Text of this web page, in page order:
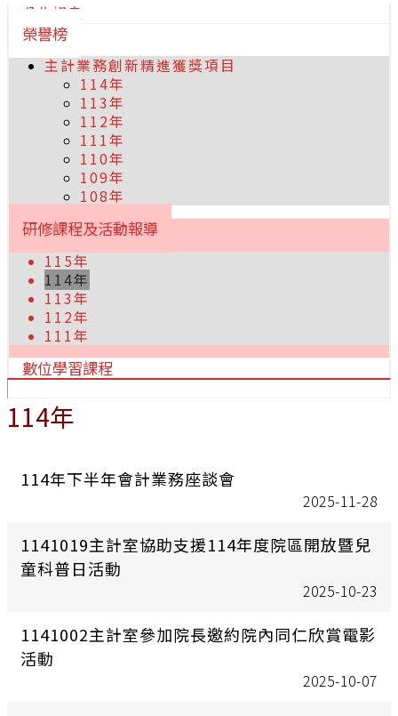
公告訊息
榮譽榜
主計業務創新精進獲獎項目
114年
113年
112年
111年
110年
109年
108年
研修課程及活動報導
115年
114年
113年
112年
111年
數位學習課程
114年
114年下半年會計業務座談會
2025-11-28
1141019主計室協助支援114年度院區開放暨兒
童科普日活動
2025-10-23
1141002主計室參加院長邀約院內同仁欣賞電影
活動
2025-10-07